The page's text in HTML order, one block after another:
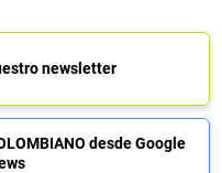
newsletter
desde Google